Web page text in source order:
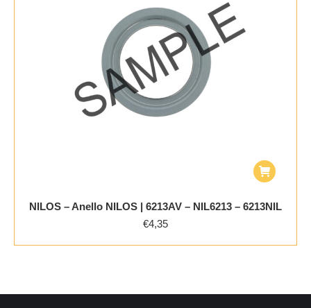
NILOS – Anello NILOS | 6213AV – NIL6213 – 6213NIL
€4,35